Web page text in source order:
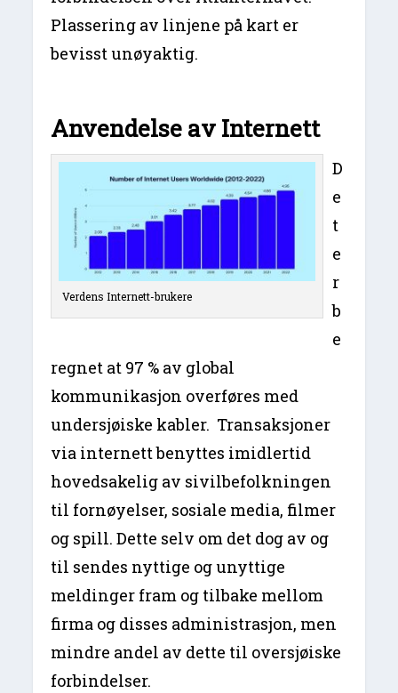
Plassering av linjene på kart er
bevisst unøyaktig.
Anvendelse av Internett
Verdens Internett-brukere
D
e
t
e
r
b
e
regnet at 97 % av global
kommunikasjon overføres med
undersjøiske kabler. Transaksjoner
via internett benyttes imidlertid
hovedsakelig av sivilbefolkningen
til fornøyelser, sosiale media, filmer
og spill. Dette selv om det dog av og
til sendes nyttige og unyttige
meldinger fram og tilbake mellom
firma og disses administrasjon, men
mindre andel av dette til oversjøiske
forbindelser.